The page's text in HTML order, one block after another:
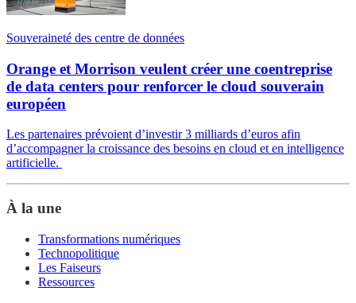
Souveraineté des centre de données
Orange et Morrison veulent créer une coentreprise
de data centers pour renforcer le cloud souverain
européen
Les partenaires prévoient d’investir 3 milliards d’euros afin
d’accompagner la croissance des besoins en cloud et en intelligence
artificielle.
À la une
Transformations numériques
Technopolitique
Les Faiseurs
Ressources